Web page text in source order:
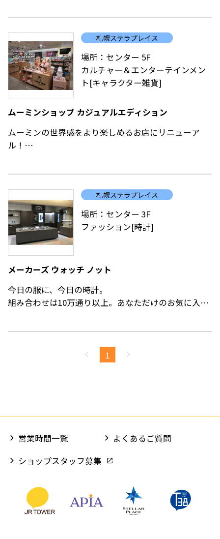
品揃え。
（ZIPPOライターの修理は行っておりません。）
豊富なラインナップの冷凍食品も展開しております。
いただけます。
札幌ステラプレイス
場所：センター 5F
カルチャー＆エンターテインメン
ト[キャラクター雑貨]
ムーミンショップ カジュアルエディション
ムーミンの世界感をより楽しめるお店にリニューア
ル！
2023年4月にオープンした「MOOMIN SHOP CASUAL
新たにリニューアルオープン！
店内装飾が大幅にパワーアップ！テーマであるムーミ
ン・コミックス「ひとりぼっちのムーミン」の様々な
シーンで店内を彩り、ムーミンの世界観をより楽しめ
るお店に生まれ変わります！
札幌ステラプレイス
場所：センター 3F
ファッション[時計]
メーカーズ ウォッチ ノット
今日の服に、今日の時計。
組み合わせは10万通り以上。あなただけのお気に入り
わたしたちが提供するのは最高のカスタマイズ体験と
そして、それらを手に届く価格で。
1
営業時間一覧
よくあるご質問
ショップスタッフ募集